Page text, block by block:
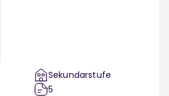
Sekundarstufe
5